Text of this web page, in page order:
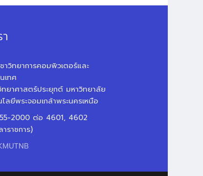
าวิทยาการคอมพิวเตอร์และ
เทศ
ยาศาสตร์ประยุกต์ มหาวิทยาลัย
โลยีพระจอมเกล้าพระนครเหนือ
2000 ต่อ 4601, 4602
าราชการ)